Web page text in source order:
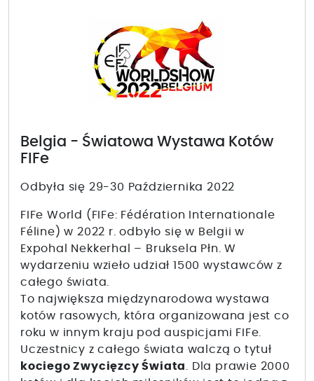
Belgia - Światowa Wystawa Kotów
FIFe
Odbyła się 29-30 Października 2022
FIFe World (FIFe: Fédération Internationale
Féline) w 2022 r. odbyło się w Belgii w
Expohal Nekkerhal – Bruksela Płn. W
wydarzeniu wzieło udział 1500 wystawców z
całego świata.
To największa międzynarodowa wystawa
kotów rasowych, która organizowana jest co
roku w innym kraju pod auspicjami FIFe.
Uczestnicy z całego świata walczą o tytuł
kociego Zwycięzcy Świata
. Dla prawie 2000